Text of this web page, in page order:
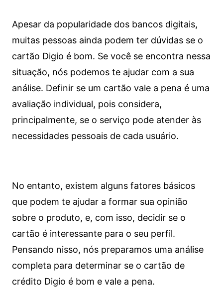
Apesar da popularidade dos bancos digitais,
muitas pessoas ainda podem ter dúvidas se o
cartão Digio é bom. Se você se encontra nessa
situação, nós podemos te ajudar com a sua
análise. Definir se um cartão vale a pena é uma
avaliação individual, pois considera,
principalmente, se o serviço pode atender às
necessidades pessoais de cada usuário.
No entanto, existem alguns fatores básicos
que podem te ajudar a formar sua opinião
sobre o produto, e, com isso, decidir se o
cartão é interessante para o seu perfil.
Pensando nisso, nós preparamos uma análise
completa para determinar se o cartão de
crédito Digio é bom e vale a pena.